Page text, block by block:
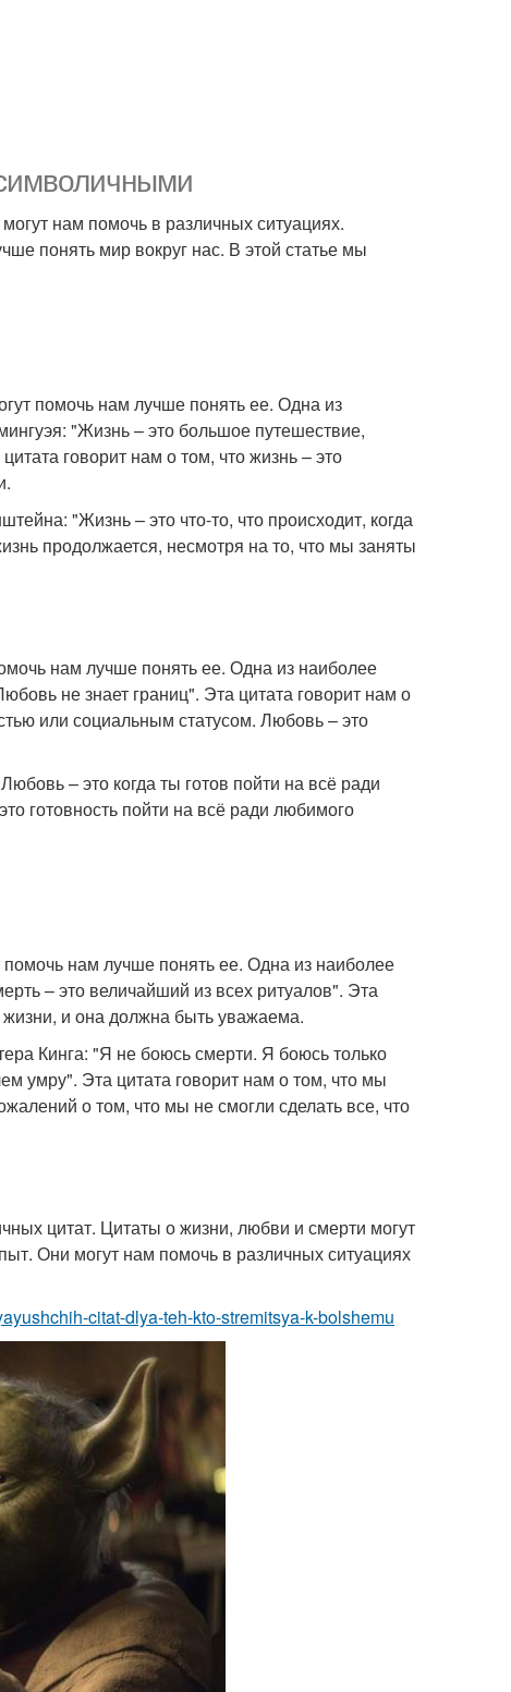
нам помочь в различных ситуациях.
понять мир вокруг нас. В этой статье мы
помочь нам лучше понять ее. Одна из
"Жизнь – это большое путешествие,
говорит нам о том, что жизнь – это
"Жизнь – это что-то, что происходит, когда
продолжается, несмотря на то, что мы заняты
нам лучше понять ее. Одна из наиболее
не знает границ". Эта цитата говорит нам о
или социальным статусом. Любовь – это
– это когда ты готов пойти на всё ради
готовность пойти на всё ради любимого
нам лучше понять ее. Одна из наиболее
– это величайший из всех ритуалов". Эта
жизни, и она должна быть уважаема.
Кинга: "Я не боюсь смерти. Я боюсь только
умру". Эта цитата говорит нам о том, что мы
о том, что мы не смогли сделать все, что
цитат. Цитаты о жизни, любви и смерти могут
Они могут нам помочь в различных ситуациях
citat-dlya-teh-kto-stremitsya-k-bolshemu